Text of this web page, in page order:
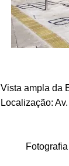
Vista ampla da
Localização: